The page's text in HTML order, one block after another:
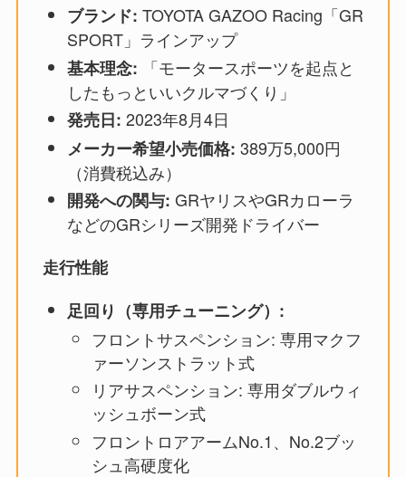
ブランド: TOYOTA GAZOO Racing「GR
SPORT」ラインアップ
基本理念: 「モータースポーツを起点と
したもっといいクルマづくり」
発売日: 2023年8月4日
メーカー希望小売価格: 389万5,000円
（消費税込み）
開発への関与: GRヤリスやGRカローラ
などのGRシリーズ開発ドライバー
走行性能
足回り（専用チューニング）:
フロントサスペンション: 専用マクフ
ァーソンストラット式
リアサスペンション: 専用ダブルウィ
ッシュボーン式
フロントロアアームNo.1、No.2ブッ
シュ高硬度化